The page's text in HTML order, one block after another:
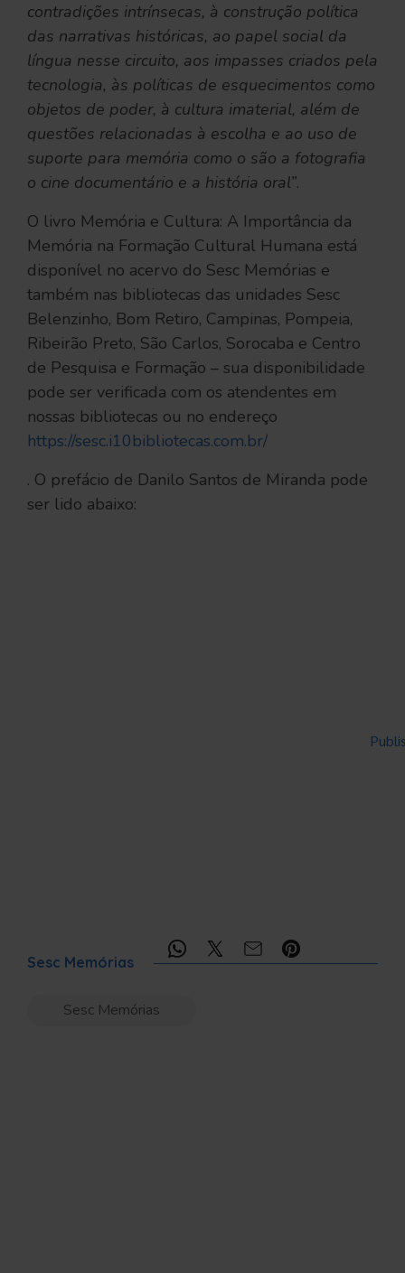
contradições intrínsecas, à construção política
das narrativas históricas, ao papel social da
língua nesse circuito, aos impasses criados pela
tecnologia, às políticas de esquecimentos como
objetos de poder, à cultura imaterial, além de
questões relacionadas à escolha e ao uso de
suporte para memória como o são a fotografia
o cine documentário e a história oral”.
O livro Memória e Cultura: A Importância da
Memória na Formação Cultural Humana está
disponível no acervo do Sesc Memórias e
também nas bibliotecas das unidades Sesc
Belenzinho, Bom Retiro, Campinas, Pompeia,
Ribeirão Preto, São Carlos, Sorocaba e Centro
de Pesquisa e Formação – sua disponibilidade
pode ser verificada com os atendentes em
nossas bibliotecas ou no endereço
https://sesc.i10bibliotecas.com.br/
. O prefácio de Danilo Santos de Miranda pode
ser lido abaixo:
Sesc Memórias
Sesc Memórias